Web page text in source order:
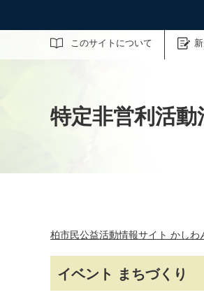
このサイトについて
サイト内検索
特定非営利活
柏市民公益活動情報サイト かしわ
イベント まちづくり